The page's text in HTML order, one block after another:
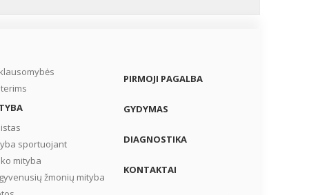
sportuojant
mityba
žmonių mityba
PIRMOJI PAGALBA
GYDYMAS
DIAGNOSTIKA
KONTAKTAI